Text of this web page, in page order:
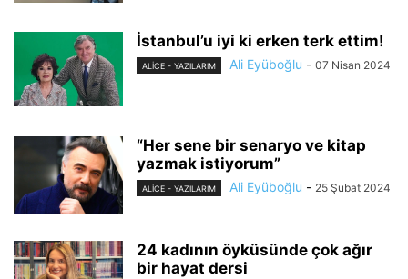
İstanbul’u iyi ki erken terk ettim!
ALİCE - YAZILARIM Ali Eyüboğlu - 07 Nisan 2024
“Her sene bir senaryo ve kitap
yazmak istiyorum”
ALİCE - YAZILARIM Ali Eyüboğlu - 25 Şubat 2024
24 kadının öyküsünde çok ağır
bir hayat dersi